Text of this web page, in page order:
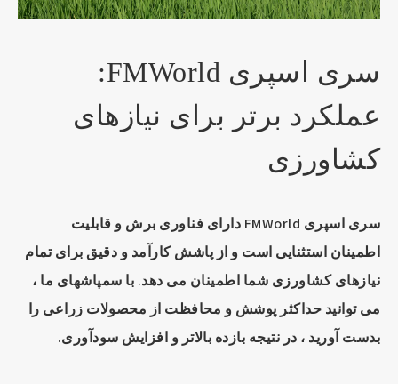
سری اسپری FMWorld:
عملکرد برتر برای نیازهای
کشاورزی
سری اسپری FMWorld دارای فناوری برش و قابلیت
اطمینان استثنایی است و از پاشش کارآمد و دقیق برای تمام
نیازهای کشاورزی شما اطمینان می دهد. با سمپاشهای ما ،
می توانید حداکثر پوشش و محافظت از محصولات زراعی را
بدست آورید ، در نتیجه بازده بالاتر و افزایش سودآوری.